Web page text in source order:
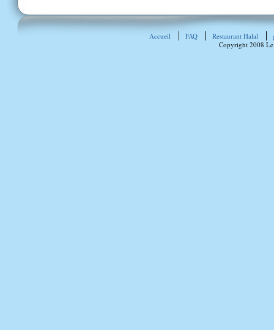
Accueil FAQ Restaurant Halal
Copyright 2008